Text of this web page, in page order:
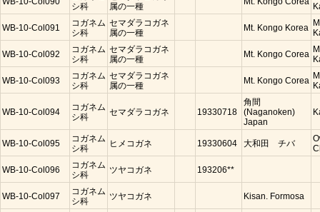
シ科
属の一種
WB-10-Col091
コガネム
シ科
セマダラコガネ
属の一種
Mt. Kongo Korea
WB-10-Col092
コガネム
シ科
セマダラコガネ
属の一種
Mt. Kongo Corea
WB-10-Col093
コガネム
シ科
セマダラコガネ
属の一種
Mt. Kongo Corea
WB-10-Col094
コガネム
シ科
セマダラコガネ 19330718
角間
(Naganoken)
Japan
WB-10-Col095
コガネム
シ科
ヒメコガネ 19330604 大和田 チバ
WB-10-Col096
コガネム
シ科
ツヤコガネ 193206**
WB-10-Col097
コガネム
シ科
ツヤコガネ Kisan. Formosa